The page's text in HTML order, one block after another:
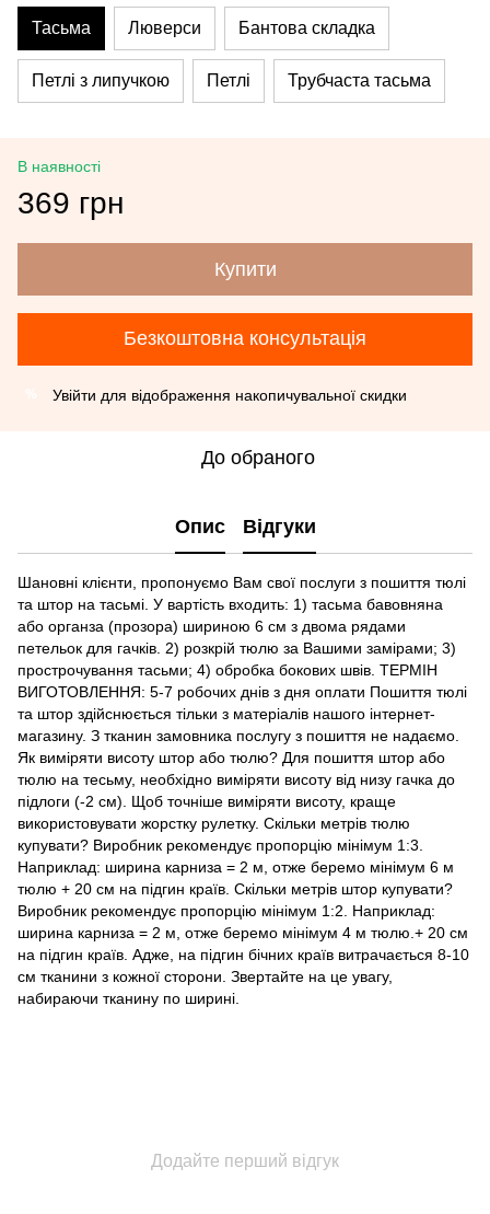
Тасьма Люверси Бантова складка
Петлі з липучкою Петлі Трубчаста тасьма
В наявності
369 грн
Купити
Безкоштовна консультація
Увійти для відображення накопичувальної скидки
До обраного
Опис Відгуки
Шановні клієнти, пропонуємо Вам свої послуги з пошиття тюлі
та штор на тасьмі. У вартість входить: 1) тасьма бавовняна
або органза (прозора) шириною 6 см з двома рядами
петельок для гачків. 2) розкрій тюлю за Вашими замірами; 3)
прострочування тасьми; 4) обробка бокових швів. ТЕРМІН
ВИГОТОВЛЕННЯ: 5-7 робочих днів з дня оплати Пошиття тюлі
та штор здійснюється тільки з матеріалів нашого інтернет-
магазину. З тканин замовника послугу з пошиття не надаємо.
Як виміряти висоту штор або тюлю? Для пошиття штор або
тюлю на тесьму, необхідно виміряти висоту від низу гачка до
підлоги (-2 см). Щоб точніше виміряти висоту, краще
використовувати жорстку рулетку. Скільки метрів тюлю
купувати? Виробник рекомендує пропорцію мінімум 1:3.
Наприклад: ширина карниза = 2 м, отже беремо мінімум 6 м
тюлю + 20 см на підгин країв. Скільки метрів штор купувати?
Виробник рекомендує пропорцію мінімум 1:2. Наприклад:
ширина карниза = 2 м, отже беремо мінімум 4 м тюлю.+ 20 см
на підгин країв. Адже, на підгин бічних країв витрачається 8-10
см тканини з кожної сторони. Звертайте на це увагу,
набираючи тканину по ширині.
Додайте перший відгук